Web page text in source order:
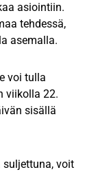
asiointiin.
tehdessä,
asemalla.
voi tulla
viikolla 22.
sisällä
voit